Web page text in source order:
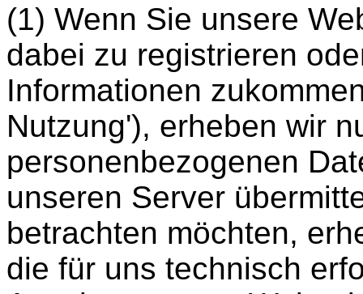
(1) Wenn Sie unsere
dabei zu registrieren
Informationen
Nutzung'), erheben wir
personenbezogenen
unseren Server
betrachten möchten,
die für uns technisch